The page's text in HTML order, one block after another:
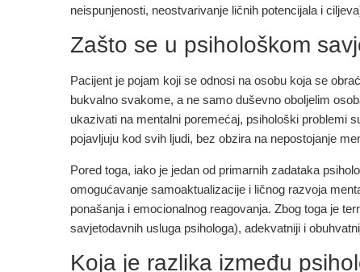
neispunjenosti, neostvarivanje ličnih potencijala i
Zašto se u psihološkom
Pacijent je pojam koji se odnosi na osobu koja se
bukvalno svakome, a ne samo duševno oboljelim
ukazivati na mentalni poremećaj, psihološki problemi
pojavljuju kod svih ljudi, bez obzira na nepostojanje
Pored toga, iako je jedan od primarnih zadataka
omogućavanje samoaktualizacije i ličnog razvoja
ponašanja i emocionalnog reagovanja. Zbog toga je
savjetodavnih usluga psihologa), adekvatniji i
Koja je razlika između